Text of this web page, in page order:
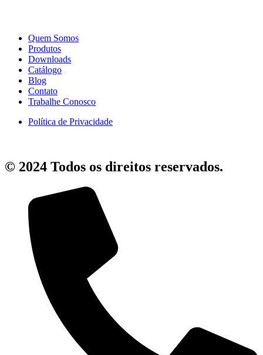
Quem Somos
Produtos
Downloads
Catálogo
Blog
Contato
Trabalhe Conosco
Política de Privacidade
© 2024 Todos os direitos reservados.